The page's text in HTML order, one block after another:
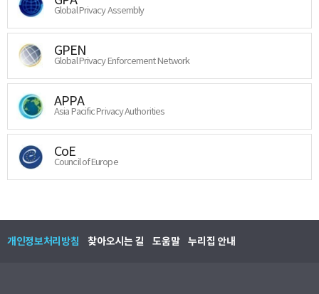
Global Privacy Assembly
GPEN
Global Privacy Enforcement Network
APPA
Asia Pacific Privacy Authorities
CoE
Council of Europe
개인정보처리방침 찾아오시는 길 도움말 누리집 안내